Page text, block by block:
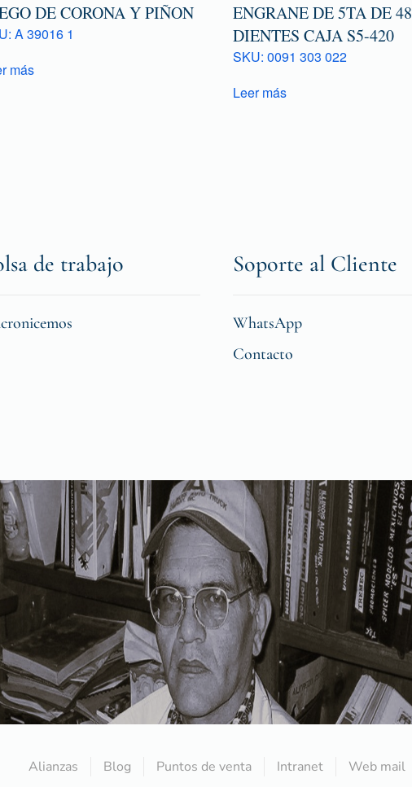
DE CORONA Y PIÑON
A 39016 1
más
ENGRANE DE 5TA DE 48
DIENTES CAJA S5-420
SKU: 0091 303 022
Leer más
de trabajo Soporte al Cliente
WhatsApp
Contacto
Alianzas Blog Puntos de venta Intranet Web mail